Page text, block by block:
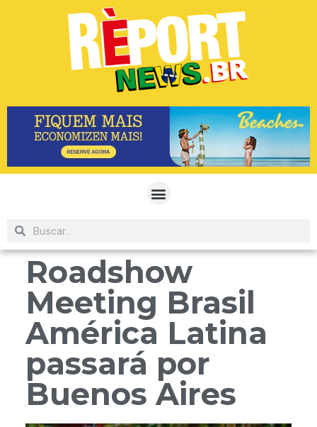
Roadshow
Meeting Brasil
América Latina
passará por
Buenos Aires